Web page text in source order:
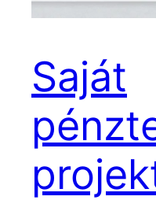
Saját